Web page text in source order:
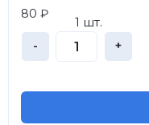
80 ₽
1 шт.
- +